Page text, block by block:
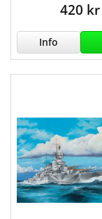
420 kr
Info